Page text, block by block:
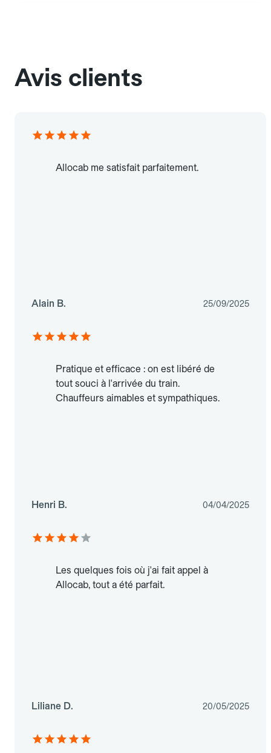
Avis clients
Allocab me satisfait parfaitement.
Alain B. 25/09/2025
Pratique et efficace : on est libéré de
tout souci à l'arrivée du train.
Chauffeurs aimables et sympathiques.
Henri B. 04/04/2025
Les quelques fois où j'ai fait appel à
Allocab, tout a été parfait.
Liliane D. 20/05/2025